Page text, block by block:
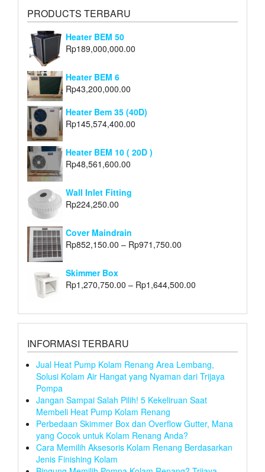
PRODUCTS TERBARU
Heater BEM 50
Rp189,000,000.00
Heater BEM 6
Rp43,200,000.00
Heater Bem 35 (40D)
Rp145,574,400.00
Heater BEM 10 ( 20D )
Rp48,561,600.00
Wall Inlet Fitting
Rp224,250.00
Cover Maindrain
Rp852,150.00 – Rp971,750.00
Skimmer Box
Rp1,270,750.00 – Rp1,644,500.00
INFORMASI TERBARU
Jual Heat Pump Kolam Renang Area Lembang,
Solusi Kolam Air Hangat yang Nyaman dari Trijaya
Pompa
Jangan Sampai Salah Pilih! 5 Kekeliruan Saat
Membeli Heat Pump Kolam Renang
Perbedaan Skimmer Box dan Overflow Gutter, Mana
yang Cocok untuk Kolam Renang Anda?
Cara Memilih Aksesoris Kolam Renang Berdasarkan
Jenis Finishing Kolam